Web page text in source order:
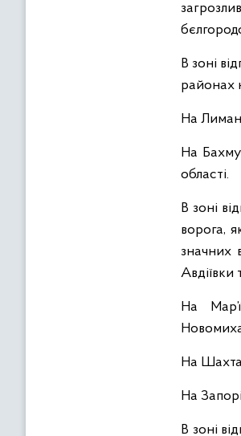
В зоні
районах
На
На
області.
В зоні
ворога,
значних
Авдіївки
На
На
На
В зоні